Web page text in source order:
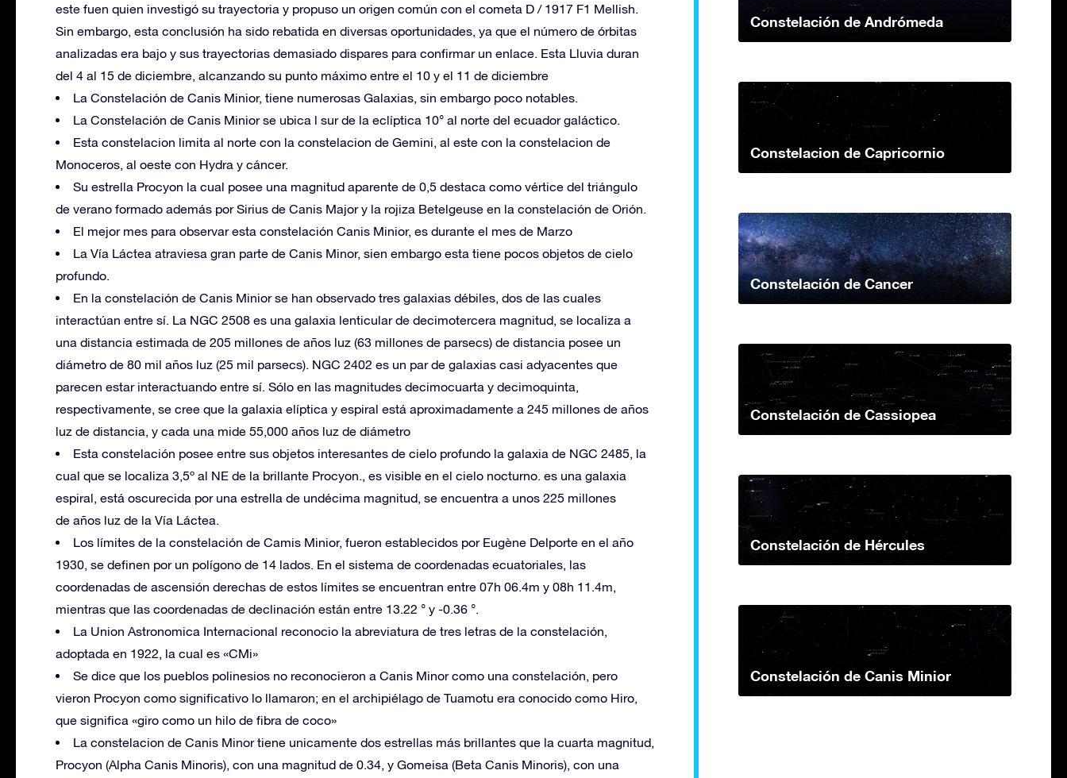
este fuen quien investigó su trayectoria y propuso un origen común con el cometa D / 1917 F1 Mellish.
Sin embargo, esta conclusión ha sido rebatida en diversas oportunidades, ya que el número de órbitas
analizadas era bajo y sus trayectorias demasiado dispares para confirmar un enlace. Esta Lluvia duran
del 4 al 15 de diciembre, alcanzando su punto máximo entre el 10 y el 11 de diciembre
La Constelación de Canis Minior, tiene numerosas Galaxias, sin embargo poco notables.
La Constelación de Canis Minior se ubica l sur de la eclíptica 10° al norte del ecuador galáctico.
Esta constelacion limita al norte con la constelacion de Gemini, al este con la constelacion de
Monoceros, al oeste con Hydra y cáncer.
Su estrella Procyon la cual posee una magnitud aparente de 0,5 destaca como vértice del triángulo
de verano formado además por Sirius de Canis Major y la rojiza Betelgeuse en la constelación de Orión.
El mejor mes para observar esta constelación Canis Minior, es durante el mes de Marzo
La Vía Láctea atraviesa gran parte de Canis Minor, sien embargo esta tiene pocos objetos de cielo
profundo.
En la constelación de Canis Minior se han observado tres galaxias débiles, dos de las cuales
interactúan entre sí. La NGC 2508 es una galaxia lenticular de decimotercera magnitud, se localiza a
una distancia estimada de 205 millones de años luz (63 millones de parsecs) de distancia posee un
diámetro de 80 mil años luz (25 mil parsecs). NGC 2402 es un par de galaxias casi adyacentes que
parecen estar interactuando entre sí. Sólo en las magnitudes decimocuarta y decimoquinta,
respectivamente, se cree que la galaxia elíptica y espiral está aproximadamente a 245 millones de años
luz de distancia, y cada una mide 55,000 años luz de diámetro
Esta constelación posee entre sus objetos interesantes de cielo profundo la galaxia de NGC 2485, la
cual que se localiza 3,5º al NE de la brillante Procyon., es visible en el cielo nocturno. es una galaxia
espiral, está oscurecida por una estrella de undécima magnitud, se encuentra a unos 225 millones
de años luz de la Vía Láctea.
Los límites de la constelación de Camis Minior, fueron establecidos por Eugène Delporte en el año
1930, se definen por un polígono de 14 lados. En el sistema de coordenadas ecuatoriales, las
coordenadas de ascensión derechas de estos límites se encuentran entre 07h 06.4m y 08h 11.4m,
mientras que las coordenadas de declinación están entre 13.22 ° y -0.36 °.
La Union Astronomica Internacional reconocio la abreviatura de tres letras de la constelación,
adoptada en 1922, la cual es «CMi»
Se dice que los pueblos polinesios no reconocieron a Canis Minor como una constelación, pero
vieron Procyon como significativo lo llamaron; en el archipiélago de Tuamotu era conocido como Hiro,
que significa «giro como un hilo de fibra de coco»
La constelacion de Canis Minor tiene unicamente dos estrellas más brillantes que la cuarta magnitud,
Procyon (Alpha Canis Minoris), con una magnitud de 0.34, y Gomeisa (Beta Canis Minoris), con una
Constelación de Andrómeda
Constelacion de Capricornio
Constelación de Cancer
Constelación de Cassiopea
Constelación de Hércules
Constelación de Canis Minior